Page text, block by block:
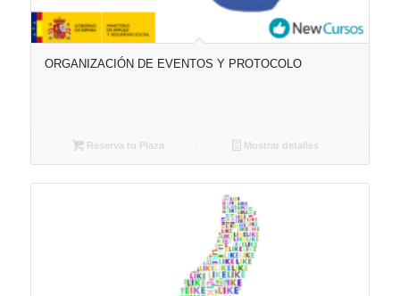
ORGANIZACIÓN DE EVENTOS Y PROTOCOLO
Reserva tu Plaza Mostrar detalles